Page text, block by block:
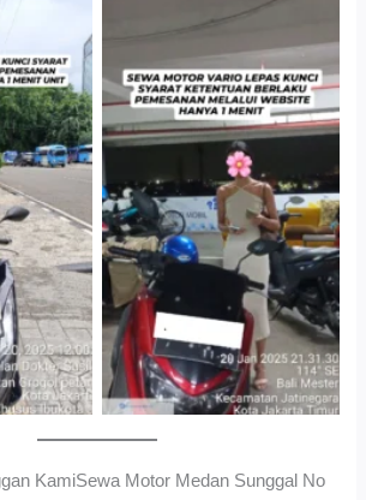
Cityplaza Jatinegara
Gedung Parkir P6ASewa
Motor Medan Sunggal No
Ribet, Proses Kilat, Siap
Pakai.
KamiSewa Motor Medan Sunggal No